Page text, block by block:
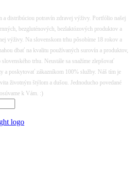
a distribúciou potravín zdravej výživy. Portfólio našej
bezgluténových, bezlaktózových produktov a
výživy. Na slovenskom trhu pôsobíme 18 rokov a
dbať na kvalitu používaných surovín a produktov,
trhu. Neustále sa snažíme zlepšovať
a poskytovať zákazníkom 100% služby. Náš tím je
životným štýlom a dušou. Jednoducho povedané
k Vám. :)